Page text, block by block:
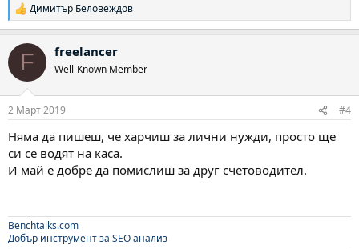
Р
е
к
и
Димитър Беловеждов
F freelancer
Well-Known Member
2 Март 2019 #4
Няма да пишеш, че харчиш за лични нужди, просто ще
си се водят на каса.
И май е добре да помислиш за друг счетоводител.
Benchtalks.com
Добър инструмент за SEO анализ